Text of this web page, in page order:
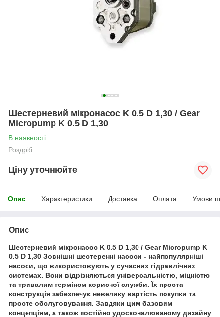
Шестерневий мікронасос K 0.5 D 1,30 / Gear
Micropump K 0.5 D 1,30
В наявності
Роздріб
Ціну уточнюйте
Опис Характеристики Доставка Оплата Умови
Опис
Шестерневий мікронасос K 0.5 D 1,30 / Gear Micropump K
0.5 D 1,30 Зовнішні шестеренні насоси - найпопулярніші
насоси, що використовують у сучасних гідравлічних
системах. Вони відрізняються універсальністю, міцністю
та тривалим терміном корисної служби. Їх проста
конструкція забезпечує невелику вартість покупки та
просте обслуговування. Завдяки цим базовим
концепціям, а також постійно удосконалюваному дизайну